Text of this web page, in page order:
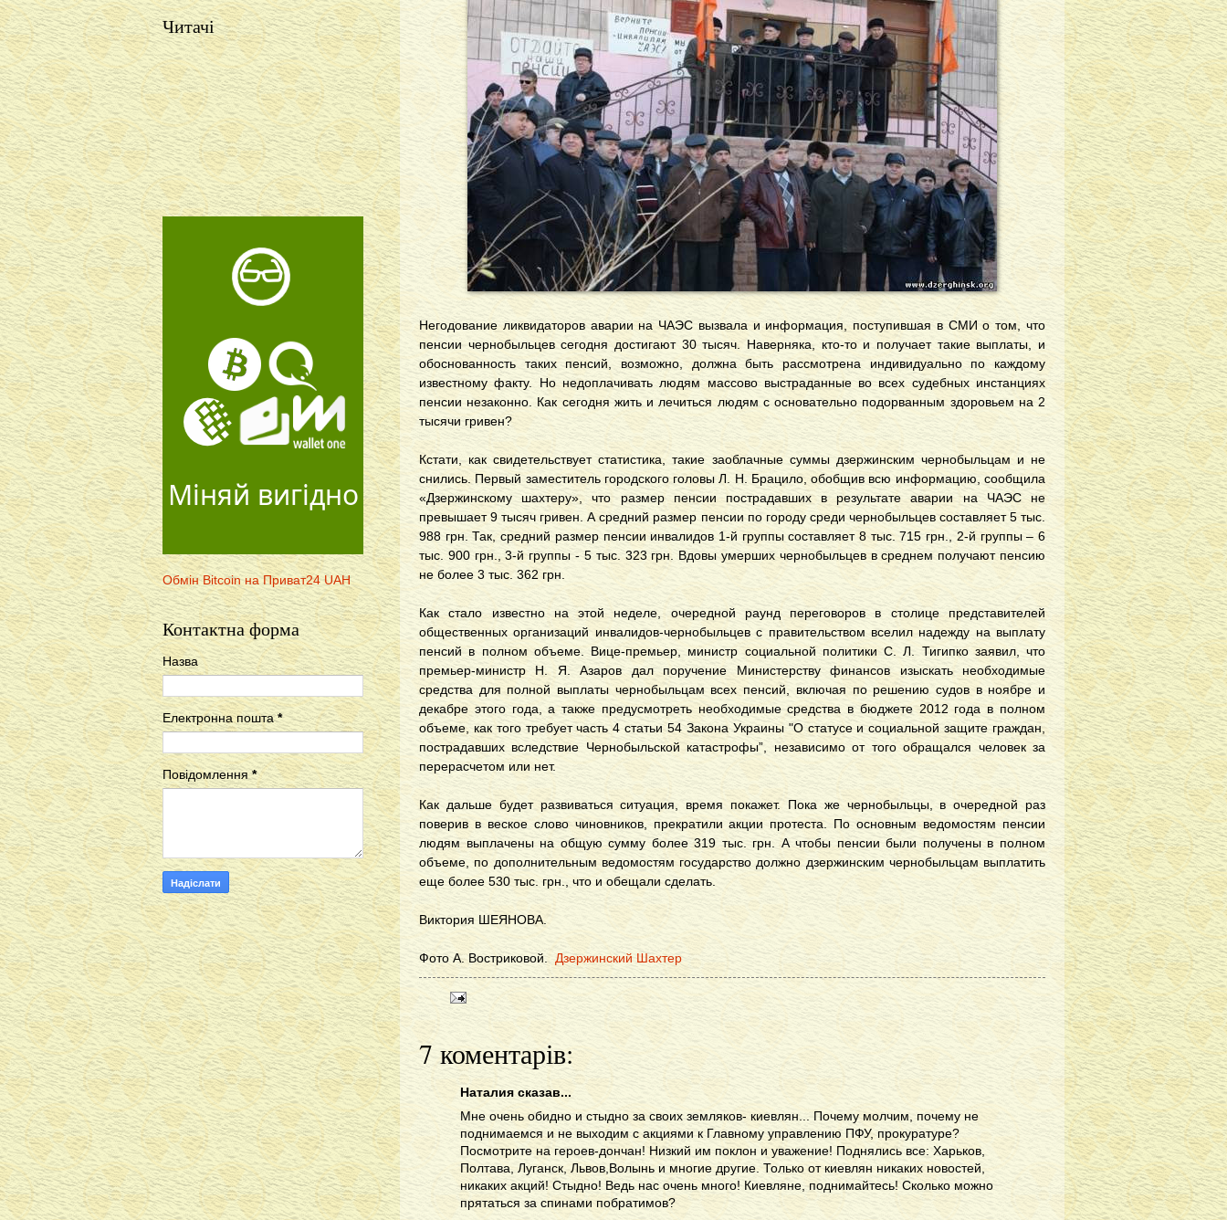
Негодование ликвидаторов аварии на ЧАЭС вызвала и информация, поступившая в СМИ о том, что
пенсии чернобыльцев сегодня достигают 30 тысяч. Наверняка, кто-то и получает такие выплаты, и
обоснованность таких пенсий, возможно, должна быть рассмотрена индивидуально по каждому
известному факту. Но недоплачивать людям массово выстраданные во всех судебных инстанциях
пенсии незаконно. Как сегодня жить и лечиться людям с основательно подорванным здоровьем на 2
тысячи гривен?
Кстати, как свидетельствует статистика, такие заоблачные суммы дзержинским чернобыльцам и не
снились. Первый заместитель городского головы Л. Н. Брацило, обобщив всю информацию, сообщила
«Дзержинскому шахтеру», что размер пенсии пострадавших в результате аварии на ЧАЭС не
превышает 9 тысяч гривен. А средний размер пенсии по городу среди чернобыльцев составляет 5 тыс.
988 грн. Так, средний размер пенсии инвалидов 1-й группы составляет 8 тыс. 715 грн., 2-й группы – 6
тыс. 900 грн., 3-й группы - 5 тыс. 323 грн. Вдовы умерших чернобыльцев в среднем получают пенсию
не более 3 тыс. 362 грн.
Как стало известно на этой неделе, очередной раунд переговоров в столице представителей
общественных организаций инвалидов-чернобыльцев с правительством вселил надежду на выплату
пенсий в полном объеме. Вице-премьер, министр социальной политики С. Л. Тигипко заявил, что
премьер-министр Н. Я. Азаров дал поручение Министерству финансов изыскать необходимые
средства для полной выплаты чернобыльцам всех пенсий, включая по решению судов в ноябре и
декабре этого года, а также предусмотреть необходимые средства в бюджете 2012 года в полном
объеме, как того требует часть 4 статьи 54 Закона Украины "О статусе и социальной защите граждан,
пострадавших вследствие Чернобыльской катастрофы”, независимо от того обращался человек за
перерасчетом или нет.
Как дальше будет развиваться ситуация, время покажет. Пока же чернобыльцы, в очередной раз
поверив в веское слово чиновников, прекратили акции протеста. По основным ведомостям пенсии
людям выплачены на общую сумму более 319 тыс. грн. А чтобы пенсии были получены в полном
объеме, по дополнительным ведомостям государство должно дзержинским чернобыльцам выплатить
еще более 530 тыс. грн., что и обещали сделать.
Виктория ШЕЯНОВА.
Фото А. Востриковой. Дзержинский Шахтер
7 коментарів:
Наталия сказав...
Мне очень обидно и стыдно за своих земляков- киевлян... Почему молчим, почему не
поднимаемся и не выходим с акциями к Главному управлению ПФУ, прокуратуре?
Посмотрите на героев-дончан! Низкий им поклон и уважение! Поднялись все: Харьков,
Полтава, Луганск, Львов,Волынь и многие другие. Только от киевлян никаких новостей,
никаких акций! Стыдно! Ведь нас очень много! Киевляне, поднимайтесь! Сколько можно
прятаться за спинами побратимов?
Читачі
Міняй вигідно
Обмін Bitcoin на Приват24 UAH
Контактна форма
Назва
Електронна пошта*
Повідомлення*